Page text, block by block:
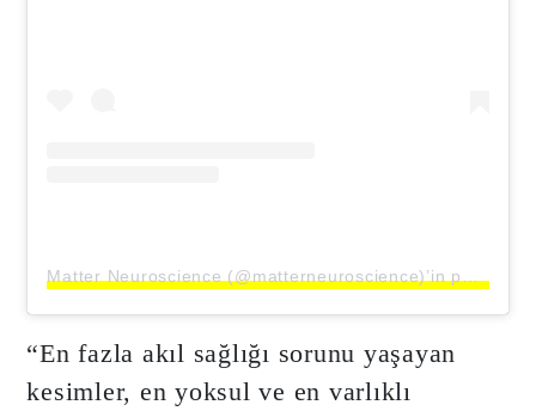
“En fazla akıl sağlığı sorunu yaşayan
kesimler, en yoksul ve en varlıklı